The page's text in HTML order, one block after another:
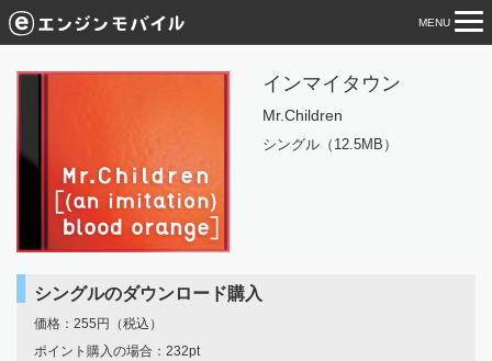
MENU
インマイタウン
Mr.Children
シングル（12.5MB）
シングルのダウンロード購入
価格：255円（税込）
ポイント購入の場合：232pt